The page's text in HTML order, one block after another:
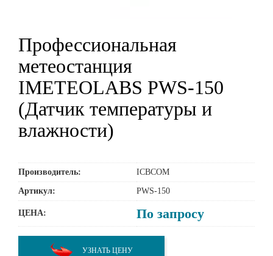
Профессиональная
метеостанция
IMETEOLABS PWS-150
(Датчик температуры и
влажности)
Производитель: ICBCOM
Артикул: PWS-150
ЦЕНА: По запросу
УЗНАТЬ ЦЕНУ